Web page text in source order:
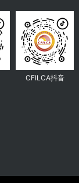
CFILCA抖音